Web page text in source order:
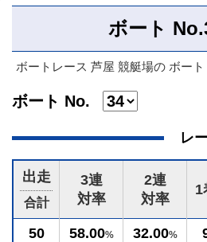
ボート
ボートレース 芦屋 競艇場の ボー
ボート No.
レ
出走
合計
3連
対率
2連
対率
1
50 58.00% 32.00%